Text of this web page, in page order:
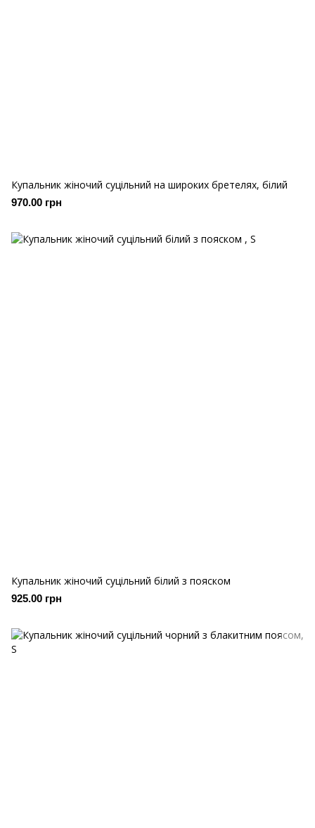
Купальник жіночий суцільний на широких бретелях, білий
970.00 грн
Купальник жіночий суцільний білий з пояском
925.00 грн